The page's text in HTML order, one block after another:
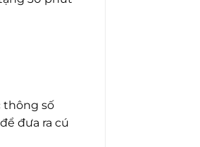
thông số
đưa ra cú